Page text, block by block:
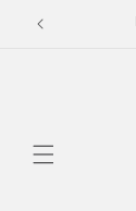
passer